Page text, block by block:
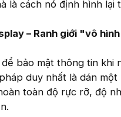
là cách nó định hình lại
– Ranh giới "vô
bảo mật thông tin khi
duy nhất là dán
toàn độ rực rỡ, độ